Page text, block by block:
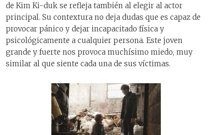
de Kim Ki-duk se refleja también al elegir al actor
principal. Su contextura no deja dudas que es capaz de
provocar pánico y dejar incapacitado física y
psicológicamente a cualquier persona. Este joven
grande y fuerte nos provoca muchísimo miedo, muy
similar al que siente cada una de sus víctimas.